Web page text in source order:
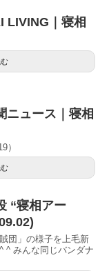
LIVING｜寝相
ニュース｜寝相
）
“寝相アー
団」の様子を上毛新
^ みんな同じバンダナ